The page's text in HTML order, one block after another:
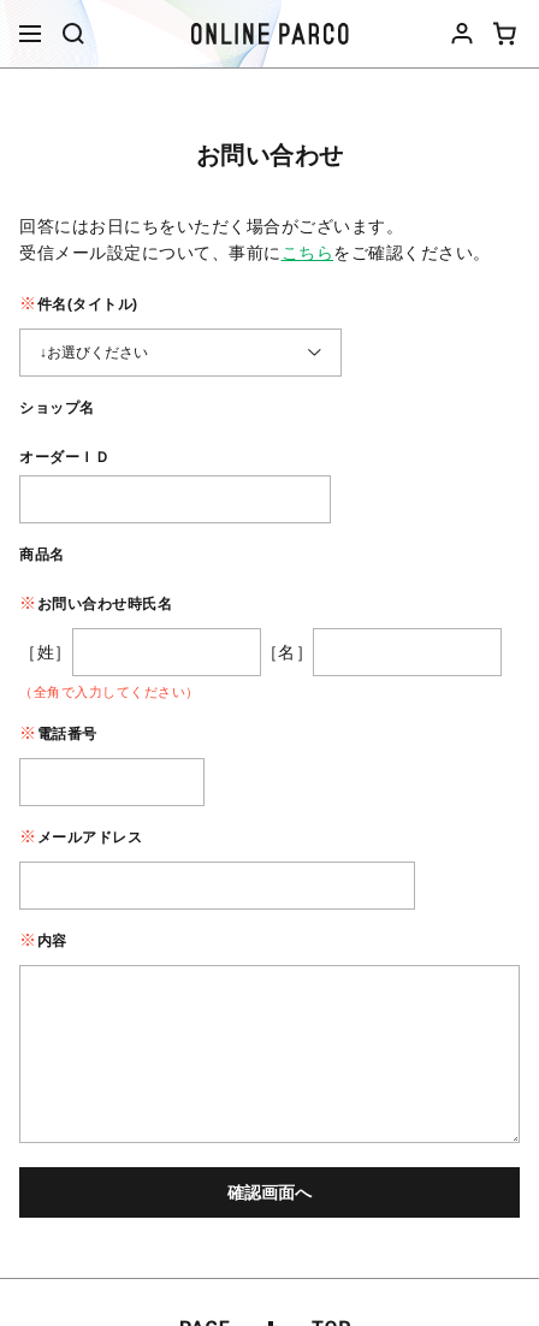
お問い合わせ
回答にはお日にちをいただく場合がございます。
受信メール設定について、事前に こちらをご確認ください。​
件名(タイトル)
ショップ名
オーダーＩＤ
商品名
お問い合わせ時氏名
［姓］ ［名］
（全角で入力してください）
電話番号
メールアドレス
内容